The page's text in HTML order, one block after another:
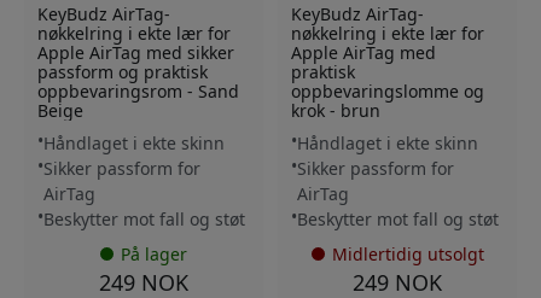
KeyBudz AirTag-
nøkkelring i ekte lær for
Apple AirTag med sikker
passform og praktisk
oppbevaringsrom - Sand
Beige
Håndlaget i ekte skinn
Sikker passform for
AirTag
Beskytter mot fall og støt
På lager
249 NOK
KeyBudz AirTag-
nøkkelring i ekte lær for
Apple AirTag med
praktisk
oppbevaringslomme og
krok - brun
Håndlaget i ekte skinn
Sikker passform for
AirTag
Beskytter mot fall og støt
Midlertidig utsolgt
249 NOK